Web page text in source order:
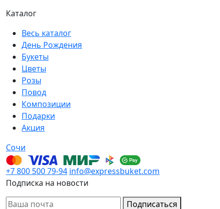
Каталог
Весь каталог
День Рождения
Букеты
Цветы
Розы
Повод
Композиции
Подарки
Акция
Сочи
+7 800 500 79-94 info@expressbuket.com
Подписка на новости
Подписаться